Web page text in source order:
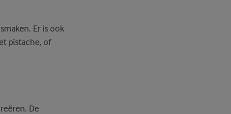
Er is ook
pistache, of
De